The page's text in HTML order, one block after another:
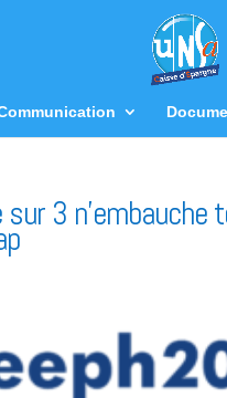
3 n’embauche